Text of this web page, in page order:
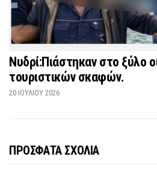
Νυδρί:Πιάστηκαν στο ξύλο
τουριστικών σκαφών.
20 ΙΟΥΛΊΟΥ 2026
ΠΡΟΣΦΑΤΑ ΣΧΟΛΙΑ